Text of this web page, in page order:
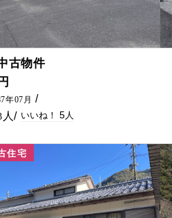
古物件
レ・キッチンリフォーム済み(^^♪
年07月
5
住宅